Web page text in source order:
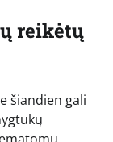
reikėtų
šiandien gali